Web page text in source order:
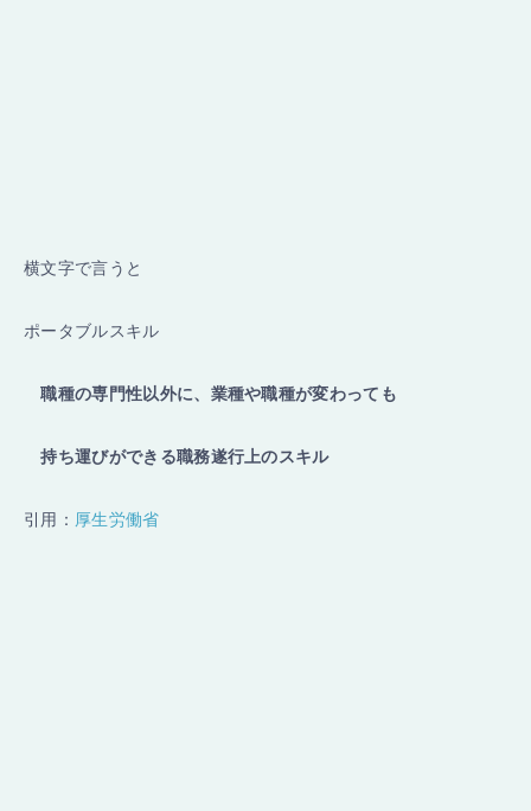
横文字で言うと
ポータブルスキル
職種の専門性以外に、業種や職種が変わっても
持ち運びができる職務遂行上のスキル
引用： 厚生労働省